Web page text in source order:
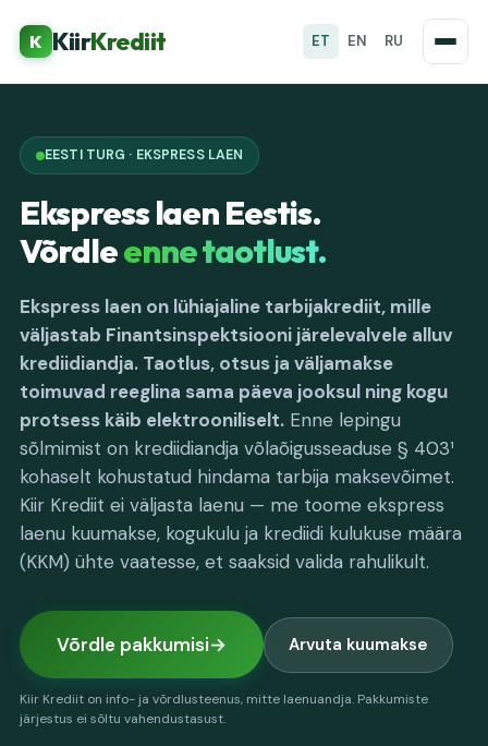
K KiirKrediit ET EN RU
EESTI TURG · EKSPRESS LAEN
Ekspress laen Eestis.
Võrdleenne taotlust.
Ekspress laen on lühiajaline tarbijakrediit, mille
väljastab Finantsinspektsiooni järelevalvele alluv
krediidiandja. Taotlus, otsus ja väljamakse
toimuvad reeglina sama päeva jooksul ning kogu
protsess käib elektrooniliselt. Enne lepingu
sõlmimist on krediidiandja võlaõigusseaduse § 403¹
kohaselt kohustatud hindama tarbija maksevõimet.
Kiir Krediit ei väljasta laenu — me toome ekspress
laenu kuumakse, kogukulu ja krediidi kulukuse määra
(KKM) ühte vaatesse, et saaksid valida rahulikult.
Võrdle pakkumisi Arvuta kuumakse
Kiir Krediit on info- ja võrdlusteenus, mitte laenuandja. Pakkumiste
järjestus ei sõltu vahendustasust.